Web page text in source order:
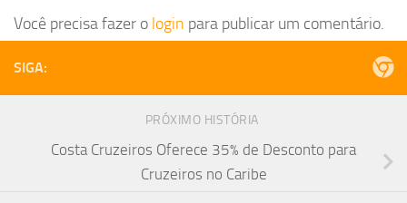
Você precisa fazer o login para publicar um comentário.
SIGA:
PRÓXIMO HISTÓRIA
Costa Cruzeiros Oferece 35% de Desconto para
Cruzeiros no Caribe